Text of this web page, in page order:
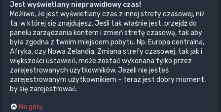
Jest wyświetlany nieprawidłowy czas!
Możliwe, że jest wyświetlany czas z innej strefy czasowej, niż
ta, w której się znajdujesz. Jeśli tak właśnie jest, przejdź do
panelu zarządzania kontem i zmień strefę czasową, tak aby
była zgodna z twoim miejscem pobytu. Np. Europa centralna,
Afryka, czy Nowa Zelandia. Zmiana strefy czasowej, tak jak i
większości ustawień, może zostać wykonana tylko przez
zarejestrowanych użytkowników. Jeżeli nie jesteś
zarejestrowanym użytkownikiem – teraz jest dobry moment,
by się zarejestrować.
Na górę